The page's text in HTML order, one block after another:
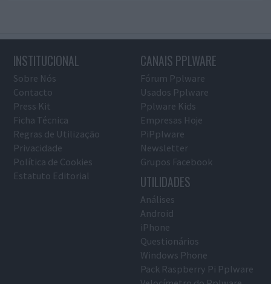
INSTITUCIONAL
Sobre Nós
Contacto
Press Kit
Ficha Técnica
Regras de Utilização
Privacidade
Política de Cookies
Estatuto Editorial
CANAIS PPLWARE
Fórum Pplware
Usados Pplware
Pplware Kids
Empresas Hoje
PiPplware
Newsletter
Grupos Facebook
UTILIDADES
Análises
Android
iPhone
Questionários
Windows Phone
Pack Raspberry Pi Pplware